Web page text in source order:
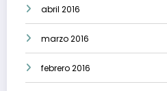
abril 2016
marzo 2016
febrero 2016